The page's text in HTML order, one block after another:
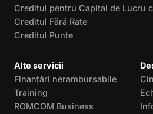
Creditul pentru Capital de Lucru
Creditul Fără Rate
Creditul Punte
Alte servicii
Finanțări nerambursabile
Training
ROMCOM Business